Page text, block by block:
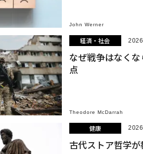
John Werner
経済・社会
なぜ戦争はなく
点
Theodore McDarrah
健康
古代ストア哲学